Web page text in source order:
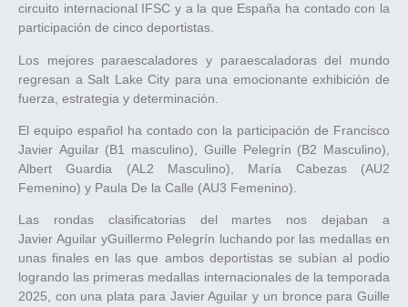
circuito internacional IFSC y a la que España ha contado con la
participación de cinco deportistas.
Los mejores paraescaladores y paraescaladoras del mundo
regresan a Salt Lake City para una emocionante exhibición de
fuerza, estrategia y determinación.
El equipo español ha contado con la participación de Francisco
Javier Aguilar (B1 masculino), Guille Pelegrín (B2 Masculino),
Albert Guardia (AL2 Masculino), María Cabezas (AU2
Femenino) y Paula De la Calle (AU3 Femenino).
Las rondas clasificatorias del martes nos dejaban a
Javier Aguilar yGuillermo Pelegrín luchando por las medallas en
unas finales en las que ambos deportistas se subían al podio
logrando las primeras medallas internacionales de la temporada
2025, con una plata para Javier Aguilar y un bronce para Guille